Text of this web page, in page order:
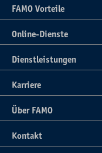
FAMO Vorteile
Online-Dienste
Dienstleistungen
Karriere
Über FAMO
Kontakt